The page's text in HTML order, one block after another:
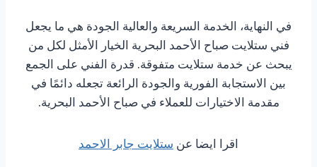
في النهاية، الخدمة السريعة والعالية الجودة هي ما يجعل
فني ستلايت صباح الأحمد البحرية الخيار الأمثل لكل من
يبحث عن خدمة ستلايت متفوقة. قدرة الفني على الجمع
بين الاستجابة الفورية والجودة الرائعة تجعله دائمًا في
مقدمة الاختيارات للعملاء في صباح الأحمد البحرية.
اقرا ايضا عنستلايت جابر الاحمد